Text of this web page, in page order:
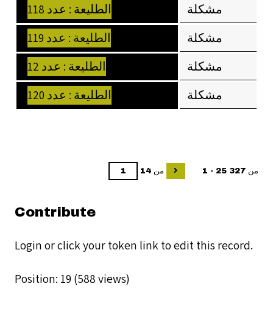
الطليعة : عدد 118
مشكلة
الطليعة : عدد 119
مشكلة
الطليعة : عدد 12
مشكلة
الطليعة : عدد 120
مشكلة
من 14 1 - 25 من 327
Contribute
Loginor click your token link to edit this record.
Position: 19(588views)